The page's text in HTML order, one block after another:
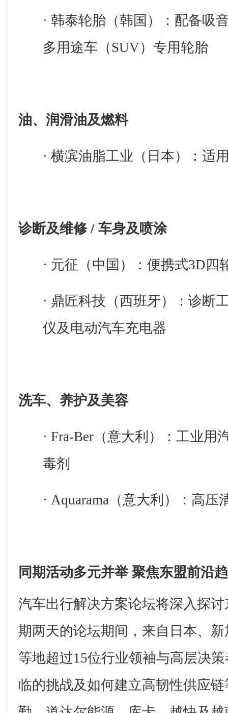
· 韩泰轮胎 （韩国） ： 配备吸
多用途车（SUV） 专用轮胎
油、润滑油及燃料
· 横滨油脂工业（日本） ：适
诊断及维修/ 车身及喷涂
· 元征 （中国） ： 便携式3D 四
· 鼎 匠科技 （西班牙） ： 诊断
仪及电动汽车充电器
洗车、养护及美容
· Fra-Ber （意大利） ： 工业用
毒剂
· Aquarama （意大利） ： 高压
同期活动多元并举 聚焦东盟前沿
汽车出行解决方案论坛将深入探
期两天的论坛期间， 来自日本、新
等地超过15位行业领袖与高层决
临的挑战及如何建立高韧性供应链